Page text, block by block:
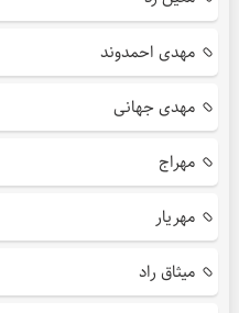
مهدی احمدوند
مهدی جهانی
مهراج
مهریار
میثاق راد